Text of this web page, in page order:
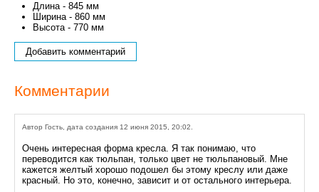
Длина - 845 мм
Ширина - 860 мм
Высота - 770 мм
Добавить комментарий
Комментарии
Автор Гость, дата создания 12 июня 2015, 20:02.
Очень интересная форма кресла. Я так понимаю, что
переводится как тюльпан, только цвет не тюльпановый. Мне
кажется желтый хорошо подошел бы этому креслу или даже
красный. Но это, конечно, зависит и от остального интерьера.